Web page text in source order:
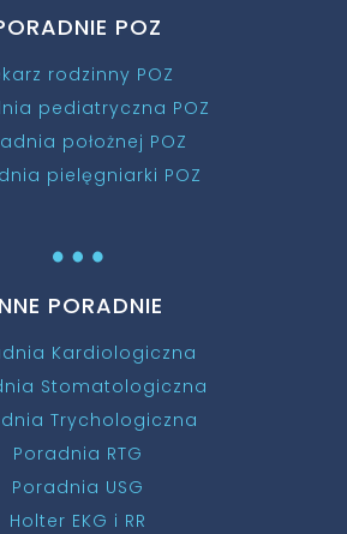
POZ
rodzinny POZ
pediatryczna POZ
położnej POZ
pielęgniarki POZ
…
PORADNIE
Kardiologiczna
Stomatologiczna
Trychologiczna
Poradnia RTG
Poradnia USG
Holter EKG i RR